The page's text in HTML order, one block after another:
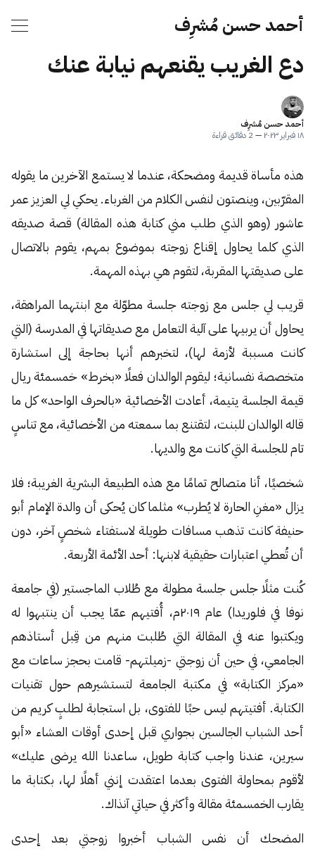
أحمد حسن مُشرِف
دع الغريب يقنعهم نيابة عنك
أحمد حسن مُشرِف
١٨ فبراير ٢٠٢٣
—2 دقائق قراءة
هذه مأساة قديمة ومضحكة، عندما لا يستمع الآخرين ما يقوله
المقرّبين، وينصتون لنفس الكلام من الغرباء. يحكي لي العزيز عمر
عاشور (وهو الذي طلب مني كتابة هذه المقالة) قصة صديقه
الذي كلما يحاول إقناع زوجته بموضوع بمهم، يقوم بالاتصال
على صديقتها المقربة، لتقوم هي بهذه المهمة.
قريب لي جلس مع زوجته جلسة مطوّلة مع ابنتهما المراهقة،
يحاول أن يربيها على آلية التعامل مع صديقاتها في المدرسة (التي
كانت مسببة لأزمة لها)، لتخبرهم أنها بحاجة إلى استشارة
متخصصة نفسانية؛ ليقوم الوالدان فعلًا «بخرط» خمسمئة ريال
قيمة الجلسة يتيمة، أعادت الأخصائية «بالحرف الواحد» كل ما
قاله الوالدان للبنت، لتقتنع بما سمعته من الأخصائية، مع تناسٍ
تام للجلسة التي كانت مع والديها.
شخصيًا، أنا متصالح تمامًا مع هذه الطبيعة البشرية الغريبة؛ فلا
يزال «مغنِ الحارة لا يُطرب» مثلما كان يُحكى أن والدة الإمام أبو
حنيفة كانت تذهب مسافات طويلة لاستفتاء شخصٍ آخر، دون
أن تُعطي اعتبارات حقيقية لابنها: أحد الأئمة الأربعة.
كُنت مثلًا جلس جلسة مطولة مع طُلاب الماجستير (في جامعة
نوفا في فلوريدا) عام ٢٠١٩م، أُفتيهم عمّا يجب أن ينتبهوا له
ويكتبوا عنه في المقالة التي طُلبت منهم من قِبل أستاذهم
الجامعي، في حين أن زوجتي -زميلتهم- قامت بحجز ساعات مع
«مركز الكتابة» في مكتبة الجامعة لتستشيرهم حول تقنيات
الكتابة. أفتيتهم ليس حبًا للفتوى، بل استجابة لطلبٍ كريم من
أحد الشباب الجالسين بجواري قبل إحدى أوقات العشاء «أبو
سيرين، عندنا واجب كتابة طويل، ساعدنا الله يرضى عليك»
لأقوم بمحاولة الفتوى بعدما اعتقدت إنني أهلًا لها، بكتابة ما
يقارب الخمسمئة مقالة وأكثر في حياتي آنذاك.
المضحك أن نفس الشباب أخبروا زوجتي بعد إحدى